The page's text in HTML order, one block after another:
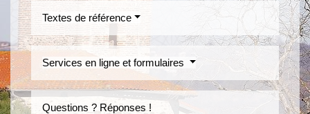
Textes de référence
Services en ligne et formulaires
Questions ? Réponses !